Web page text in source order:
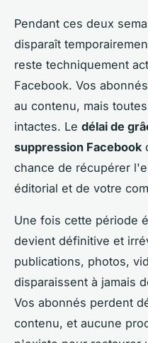
Pendant ces deux
disparaît
reste techniquement
Facebook. Vos
au contenu, mais
intactes. Le délai de
suppression Facebook
chance de récupérer
éditorial et de votre
Une fois cette période
devient définitive et
publications, photos,
disparaissent à jamais
Vos abonnés perdent
contenu, et aucune